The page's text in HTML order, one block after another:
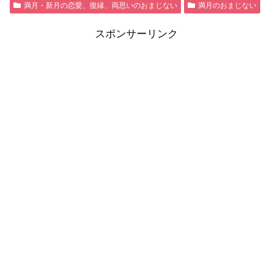
満月・新月の恋愛、復縁、両思いのおまじない 満月のおまじない
スポンサーリンク